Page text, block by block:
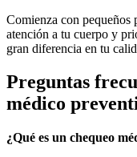
Comienza con pequeños
atención a tu cuerpo y
gran diferencia en tu
Preguntas
médico
¿Qué es un chequeo